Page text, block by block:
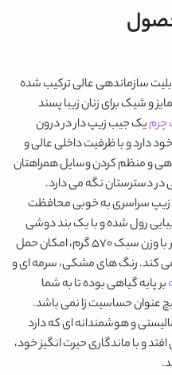
سازماندهی عالی ترکیب شده
و شیک برای زنان زیبا پسند
یک جیب زیپ دار در درون
دارد و با ظرفیت داخلی عالی و
و منظم کردن وسایل همراهتان
در دسترستان نگه می دارد.
سراسری به خوبی محافظت
رول شده و با یک بند دوشی
چرمی قابل تنظیم به طول 100 سانتیمتر با وزن سبک 570 گرم، امکان حمل
کند. رنگ های مشکی، سرمه ای و
پایه گیاهی بوده تا به شما
عنوان حساسیت زا نمی باشد.
و هوشمندانه ای که دارد
و با ماندگاری حیرت انگیز خود،